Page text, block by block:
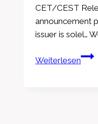
CET/CEST
announcement
issuer is solel…
Weiterlesen